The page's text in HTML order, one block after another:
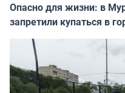
Опасно для жизни: в
запретили купаться в